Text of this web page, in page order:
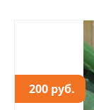
200 руб.